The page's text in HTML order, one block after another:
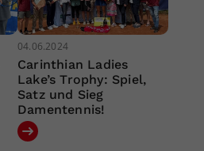
04.06.2024
Carinthian Ladies
Lake’s Trophy: Spiel,
Satz und Sieg
Damentennis!